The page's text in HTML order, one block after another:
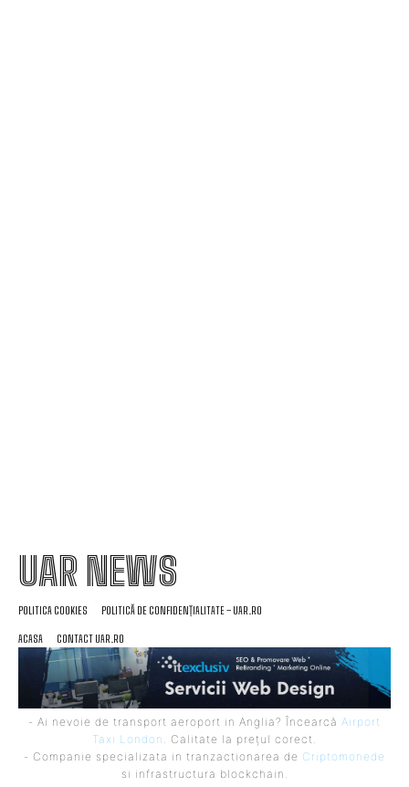
UAR NEWS
POLITICA COOKIES POLITICĂ DE CONFIDENȚIALITATE – UAR.RO
ACASA CONTACT UAR.RO
- Ai nevoie de transport aeroport in Anglia? Încearcă Airport
Taxi London . Calitate la prețul corect.
- Companie specializata in tranzactionarea de Criptomonede
si infrastructura blockchain.